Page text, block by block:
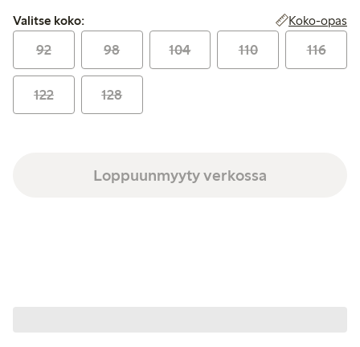
Valitse koko:
Valitse koko: Koko-opas
92 98 104 110 116
122 128
Loppuunmyyty verkossa